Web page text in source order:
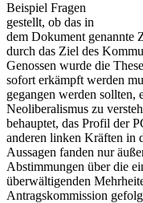
Beispiel Fragen
gestellt, ob das in
dem Dokument genannte
durch das Ziel des
Genossen wurde die
sofort erkämpft werden
gegangen werden sollten,
Neoliberalismus zu
behauptet, das Profil der
anderen linken Kräften in
Aussagen fanden nur
Abstimmungen über die
überwältigenden
Antragskommission